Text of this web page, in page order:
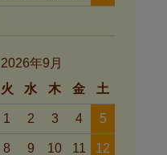
2026年9月
火 水 木 金 土
1 2 3 4 5
8 9 10 11 12